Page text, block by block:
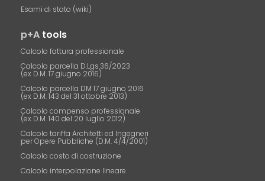
Esami di stato (wiki)
p+A tools
Calcolo fattura professionale
Calcolo parcella D.Lgs.36/2023
(ex D.M. 17 giugno 2016)
Calcolo parcella DM 17 giugno 2016
(ex D.M. 143 del 31 ottobre 2013)
Calcolo compenso professionale
(ex D.M. 140 del 20 luglio 2012)
Calcolo tariffa Architetti ed Ingegneri
per Opere Pubbliche (D.M. 4/4/2001)
Calcolo costo di costruzione
Calcolo interpolazione lineare